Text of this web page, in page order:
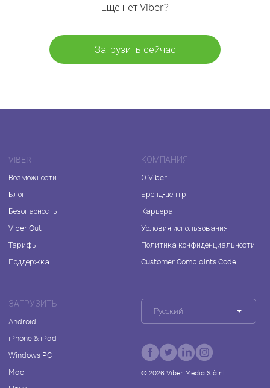
Ещё нет Viber?
Загрузить сейчас
VIBER
Возможности
Блог
Безопасность
Viber Out
Тарифы
Поддержка
КОМПАНИЯ
О Viber
Бренд-центр
Карьера
Условия использования
Политика конфиденциальности
Customer Complaints Code
ЗАГРУЗИТЬ
Android
iPhone & iPad
Windows PC
Mac
Русский
© 2026Viber Media S.à r.l.